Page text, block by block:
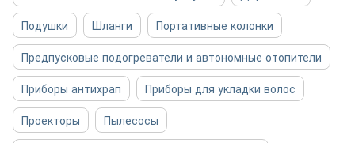
Подушки
Шланги
Портативные колонки
Предпусковые подогреватели и автономные отопители
Приборы антихрап
Приборы для укладки волос
Проекторы
Пылесосы